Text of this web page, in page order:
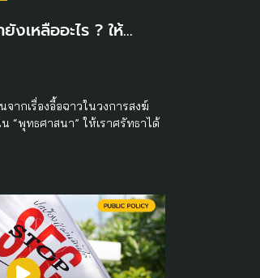
เหลืออะไร ? ให้…
จากเรื่องอื้อฉาวในวงการสงฆ์
“พุทธศาสนา” ให้เราศรัทธาได้